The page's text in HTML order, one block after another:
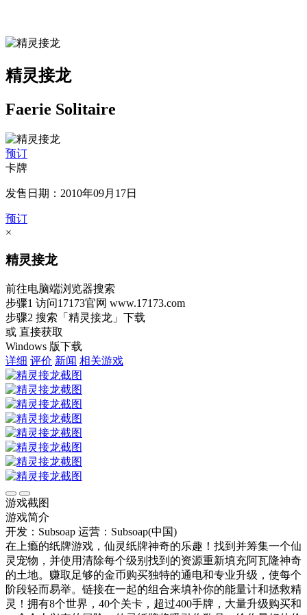
精灵接龙
Faerie Solitaire
预订
卡牌
发售日期：2010年09月17日
预订
×
精灵接龙
前往电脑端浏览器搜索
步骤1 访问17173官网 www.17173.com
步骤2 搜索 「精灵接龙」 下载
或 直接获取
Windows 版下载
详细 评价 新闻 相关游戏
游戏截图
游戏简介
开发：Subsoap 运营：Subsoap(中国)
在上瘾的纸牌游戏，仙灵纸牌神奇的乐趣！找到并筹集一个仙
灵宠物，并使用清除每个级别找到的资源重新填充阿瓦隆神奇
的土地。赚取足够的金币购买独特的通电和专业升级，使每个
阶段轻而易举。链接在一起的组合来填补你的能量计和拯救精
灵！拥有8个世界，40个关卡，超过400手牌，大量升级购买和